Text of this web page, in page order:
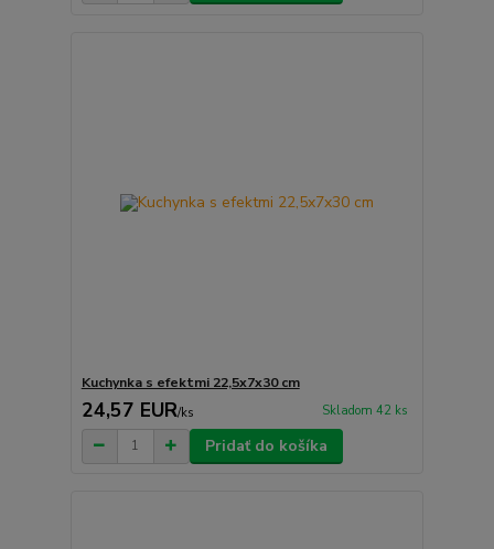
Kuchynka s efektmi 22,5x7x30 cm
24,57 EUR/ks Skladom 42 ks
Pridať do košíka